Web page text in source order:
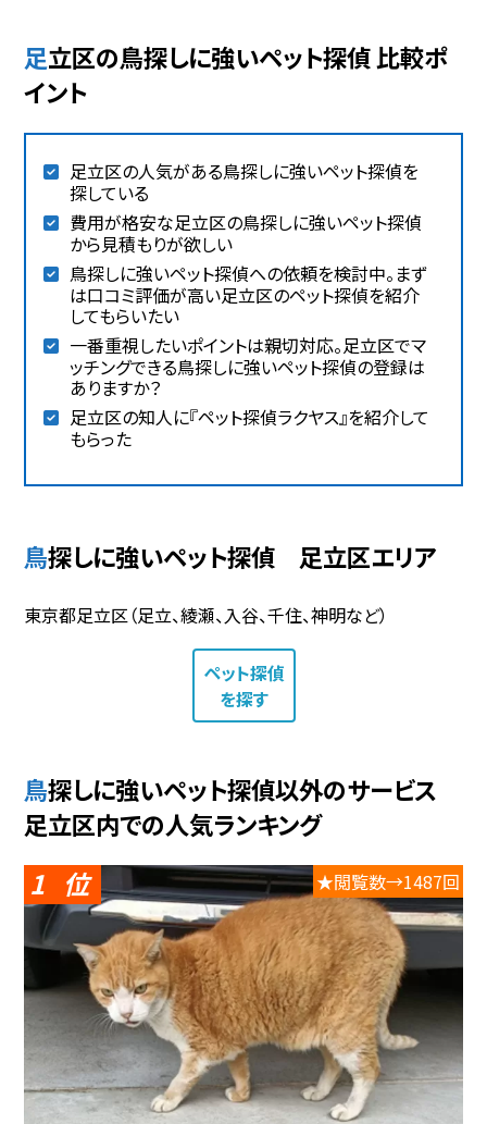
足立区の鳥探しに強いペット探偵 比較ポ
イント
足立区の人気がある鳥探しに強いペット探偵を
探している
費用が格安な足立区の鳥探しに強いペット探偵
から見積もりが欲しい
鳥探しに強いペット探偵への依頼を検討中。まず
は口コミ評価が高い足立区のペット探偵を紹介
してもらいたい
一番重視したいポイントは親切対応。足立区でマ
ッチングできる鳥探しに強いペット探偵の登録は
ありますか？
足立区の知人に『ペット探偵ラクヤス』を紹介して
もらった
鳥探しに強いペット探偵 足立区エリア
東京都足立区（足立、綾瀬、入谷、千住、神明など）
ペット探偵
を探す
鳥探しに強いペット探偵以外のサービス
足立区内での人気ランキング
1 ★閲覧数→1487回